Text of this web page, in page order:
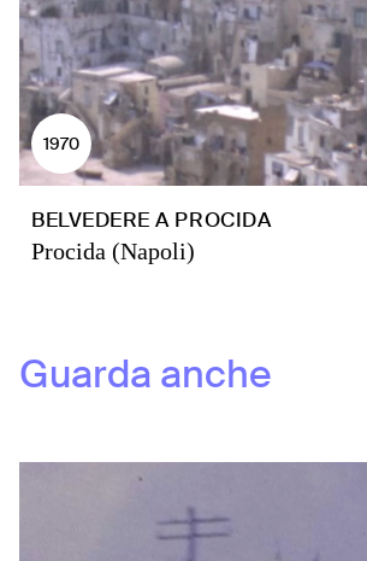
1970
BELVEDERE A PROCIDA
Procida (Napoli)
Guarda anche